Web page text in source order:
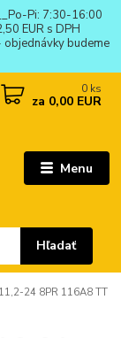
Pi: 7:30-16:00
EUR s DPH
budeme
Menu
Hľadať
0 ks
za 0,00 EUR
24 8PR 116A8 TT